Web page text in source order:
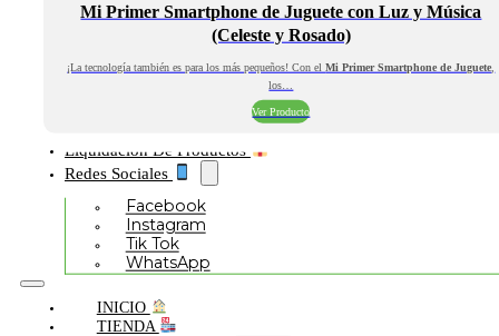
Mi Primer Smartphone de Juguete con Luz y Música
(Celeste y Rosado)
¡La tecnología también es para los más pequeños! Con elMi Primer Smartphone de Juguete
los…
Ver Producto
Liquidación De Productos
Redes Sociales
Facebook
Instagram
Tik Tok
WhatsApp
INICIO
TIENDA